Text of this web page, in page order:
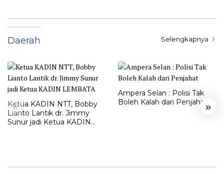
Daerah Selengkapnya
« »
Ketua KADIN NTT, Bobby
Lianto Lantik dr. Jimmy
Sunur jadi Ketua KADIN
Ampera Selan : Polisi Tak
Boleh Kalah dari Penjahat